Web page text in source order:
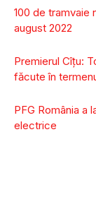
100 de tramvaie
august 2022
Premierul Cîţu:
făcute în
PFG România a
electrice